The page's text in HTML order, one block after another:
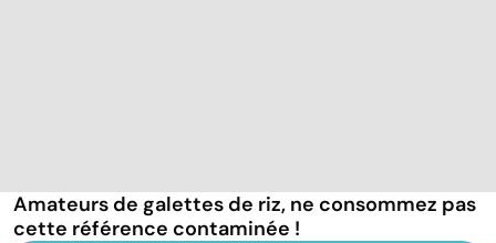
Amateurs de galettes de riz, ne consommez pas
cette référence contaminée !